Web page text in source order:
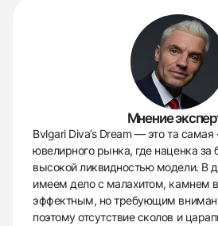
Мнение
Bvlgari Diva’s Dream — это та
ювелирного рынка, где наценка за
высокой ликвидностью модели. В
имеем дело с малахитом, камнем
эффектным, но требующим
поэтому отсутствие сколов и